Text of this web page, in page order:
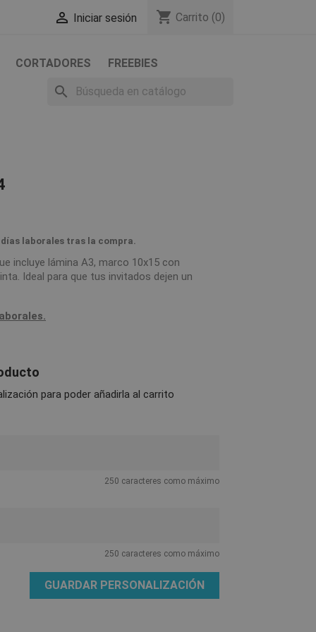
 Iniciar sesión shopping_cart Carrito (0)
CORTADORES FREEBIES
search
días laborales tras la compra.
incluye lámina A3, marco 10x15 con
Ideal para que tus invitados dejen un
para poder añadirla al carrito
250 caracteres como máximo
250 caracteres como máximo
GUARDAR PERSONALIZACIÓN